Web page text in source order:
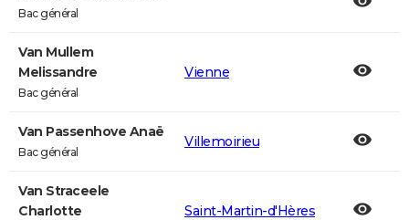
Bac général
Van Mullem
Melissandre
Bac général
Vienne
Van Passenhove Anaë
Bac général
Villemoirieu
Van Straceele
Charlotte
Saint-Martin-d'Hères